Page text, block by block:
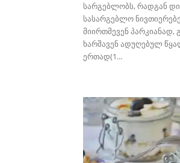
სარგებლობს, რადგან
სასარგებლო
მიირთმევენ პარკიანად,
ხარშავენ ადუღებულ
ერთად(1...